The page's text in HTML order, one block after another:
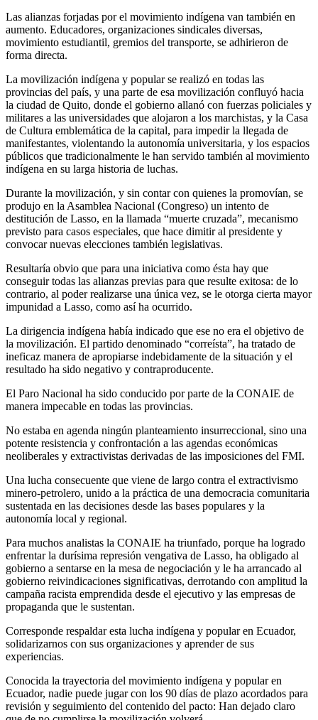
Las alianzas forjadas por el movimiento indígena van también en
aumento. Educadores, organizaciones sindicales diversas,
movimiento estudiantil, gremios del transporte, se adhirieron de
forma directa.
La movilización indígena y popular se realizó en todas las
provincias del país, y una parte de esa movilización confluyó hacia
la ciudad de Quito, donde el gobierno allanó con fuerzas policiales y
militares a las universidades que alojaron a los marchistas, y la Casa
de Cultura emblemática de la capital, para impedir la llegada de
manifestantes, violentando la autonomía universitaria, y los espacios
públicos que tradicionalmente le han servido también al movimiento
indígena en su larga historia de luchas.
Durante la movilización, y sin contar con quienes la promovían, se
produjo en la Asamblea Nacional (Congreso) un intento de
destitución de Lasso, en la llamada “muerte cruzada”, mecanismo
previsto para casos especiales, que hace dimitir al presidente y
convocar nuevas elecciones también legislativas.
Resultaría obvio que para una iniciativa como ésta hay que
conseguir todas las alianzas previas para que resulte exitosa: de lo
contrario, al poder realizarse una única vez, se le otorga cierta mayor
impunidad a Lasso, como así ha ocurrido.
La dirigencia indígena había indicado que ese no era el objetivo de
la movilización. El partido denominado “correísta”, ha tratado de
ineficaz manera de apropiarse indebidamente de la situación y el
resultado ha sido negativo y contraproducente.
El Paro Nacional ha sido conducido por parte de la CONAIE de
manera impecable en todas las provincias.
No estaba en agenda ningún planteamiento insurreccional, sino una
potente resistencia y confrontación a las agendas económicas
neoliberales y extractivistas derivadas de las imposiciones del FMI.
Una lucha consecuente que viene de largo contra el extractivismo
minero-petrolero, unido a la práctica de una democracia comunitaria
sustentada en las decisiones desde las bases populares y la
autonomía local y regional.
Para muchos analistas la CONAIE ha triunfado, porque ha logrado
enfrentar la durísima represión vengativa de Lasso, ha obligado al
gobierno a sentarse en la mesa de negociación y le ha arrancado al
gobierno reivindicaciones significativas, derrotando con amplitud la
campaña racista emprendida desde el ejecutivo y las empresas de
propaganda que le sustentan.
Corresponde respaldar esta lucha indígena y popular en Ecuador,
solidarizarnos con sus organizaciones y aprender de sus
experiencias.
Conocida la trayectoria del movimiento indígena y popular en
Ecuador, nadie puede jugar con los 90 días de plazo acordados para
revisión y seguimiento del contenido del pacto: Han dejado claro